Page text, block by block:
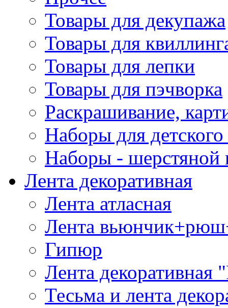
Товары для декупажа
Товары для
Товары для лепки
Товары для пэчворка
Раскрашивание,
Наборы для
Наборы - шерстяной
Лента декоративная
Лента атласная
Лента
Гипюр
Лента декоративная
Тесьма и лента